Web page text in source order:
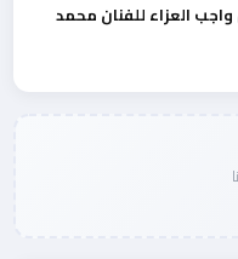
العزاء للفنان محمد